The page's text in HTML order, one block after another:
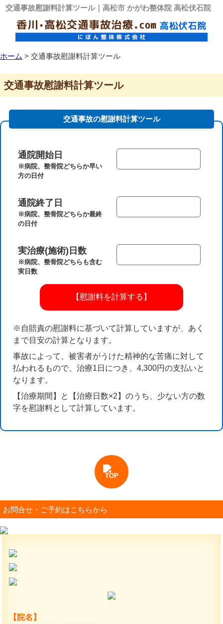
交通事故慰謝料計算ツール｜高松市 かがわ整体院 高松伏石院
ホーム > 交通事故慰謝料計算ツール
交通事故慰謝料計算ツール
交通事故の慰謝料計算ツール
通院開始日
※病院、整骨院どちらか早い
方の日付
通院終了日
※病院、整骨院どちらか最終
の日付
実治療(施術)日数
※病院、整骨院どちらも含む
実日数
【慰謝料を計算する】
※自賠責の慰謝料に基づいて計算していますが、あく
まで目安の計算となります。
事故によって、被害者がうけた精神的な苦痛に対して
払われるもので、治療1日につき、4,300円の支払いと
なります。
【治療期間】と【治療日数×2】のうち、少ない方の数
字を慰謝料として計算しています。
TOP
お問合せ・ご予約はこちらから
【院名】